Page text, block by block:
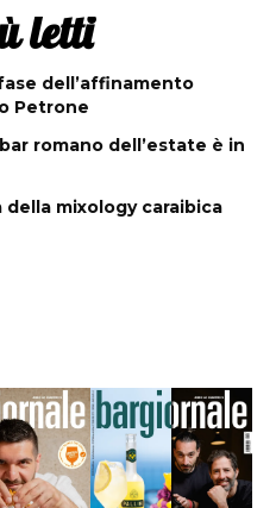
letti
dell’affinamento
Petrone
romano dell’estate è in
della mixology caraibica